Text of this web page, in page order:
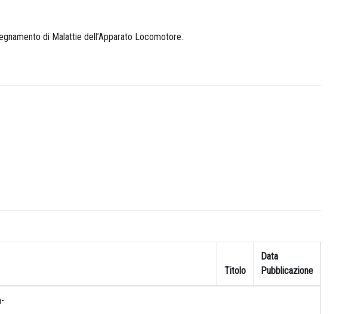
di Malattie dell’Apparato Locomotore.
Titolo
Data
Pubblicazione